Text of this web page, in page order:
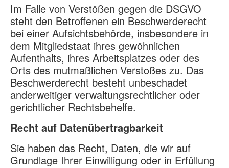
Im Falle von Verstößen gegen die DSGVO
steht den Betroffenen ein Beschwerderecht
bei einer Aufsichtsbehörde, insbesondere in
dem Mitgliedstaat ihres gewöhnlichen
Aufenthalts, ihres Arbeitsplatzes oder des
Orts des mutmaßlichen Verstoßes zu. Das
Beschwerderecht besteht unbeschadet
anderweitiger verwaltungsrechtlicher oder
gerichtlicher Rechtsbehelfe.
Recht auf Datenübertragbarkeit
Sie haben das Recht, Daten, die wir auf
Grundlage Ihrer Einwilligung oder in Erfüllung